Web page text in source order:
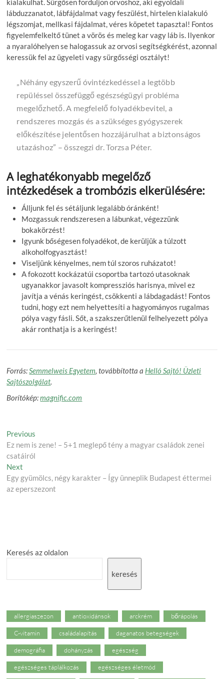
kialakulhat. Sürgősen forduljon orvoshoz, aki egyoldali
lábduzzanatot, lábfájdalmat vagy feszülést, hirtelen kialakuló
légszomjat, mellkasi fájdalmat, véres köpetet tapasztal! Fontos
figyelemfelkeltő tünet a vörös és meleg kar vagy láb is. Ilyenkor
a nyaralóhelyen se halogassuk az orvosi segítségkérést, azonnal
keressük fel az ügyeleti vagy sürgősségi osztályt!
„Néhány egyszerű óvintézkedéssel a legtöbb
repüléssel összefüggő egészségügyi probléma
megelőzhető. A megfelelő folyadékbevitel, a
rendszeres mozgás és a szükséges gyógyszerek
előkészítése jelentősen hozzájárulhat a biztonságos
utazáshoz” – összegzi dr. Torzsa Péter.
A leghatékonyabb megelőző
intézkedések a trombózis elkerülésére:
Álljunk fel és sétáljunk legalább óránként!
Mozgassuk rendszeresen a lábunkat, végezzünk
bokakörzést!
Igyunk bőségesen folyadékot, de kerüljük a túlzott
alkoholfogyasztást!
Viseljünk kényelmes, nem túl szoros ruházatot!
A fokozott kockázatúi csoportba tartozó utasoknak
ugyanakkor javasolt kompressziós harisnya, mivel ez
javítja a vénás keringést, csökkenti a lábdagadást! Fontos
tudni, hogy ezt nem helyettesíti a hagyományos rugalmas
pólya vagy fásli. Sőt, a szakszerűtlenül felhelyezett pólya
akár ronthatja is a keringést!
Forrás:Semmelweis Egyetem, továbbította a Helló Sajtó! Üzleti
Sajtószolgálat.
Borítókép:magnific.com
Post
navigation
Previous
post:
Ez nem is zene! – 5+1 meglepő tény a magyar családok zenei
csatáiról
Next
post:
Egy gyümölcs, négy karakter – Így ünneplik Budapest éttermei
az eperszezont
Keresés az oldalon
keresés
allergiaszezon antioxidánsok arckrém bőrápolás
C-vitamin családalapítás daganatos betegségek
demográfia dohányzás egészség
egészséges táplálkozás egészséges életmód